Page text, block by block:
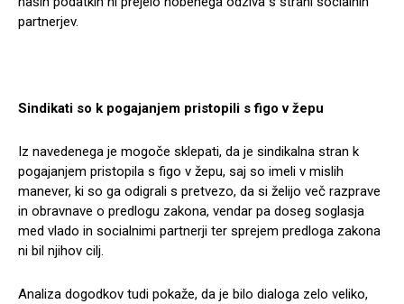
partnerjev.
Sindikati so k pogajanjem pristopili s figo v žepu
Iz navedenega je mogoče sklepati, da je sindikalna stran k
pogajanjem pristopila s figo v žepu, saj so imeli v mislih
manever, ki so ga odigrali s pretvezo, da si želijo več razprave
in obravnave o predlogu zakona, vendar pa doseg soglasja
med vlado in socialnimi partnerji ter sprejem predloga zakona
ni bil njihov cilj.
Analiza dogodkov tudi pokaže, da je bilo dialoga zelo veliko,